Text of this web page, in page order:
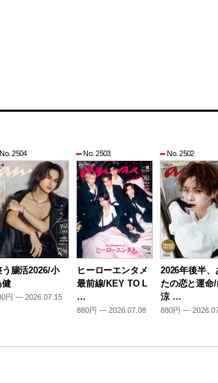
2504
う腸活2026/小
健
円 — 2026.07.15
No. 2503
ヒーローエンタメ
最前線/KEY TO L
…
880円 — 2026.07.08
No. 2502
2026年後半、
たの恋と運命
涼 …
880円 —